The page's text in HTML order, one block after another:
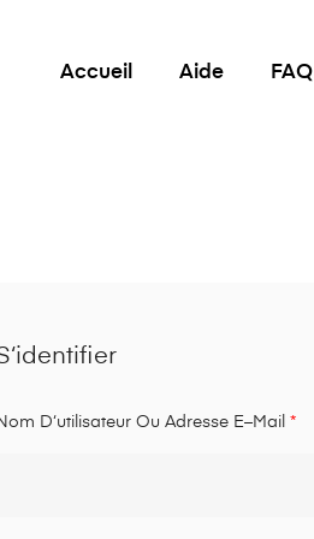
Accueil Aide FAQ
D‘utilisateur Ou Adresse E–Mail *